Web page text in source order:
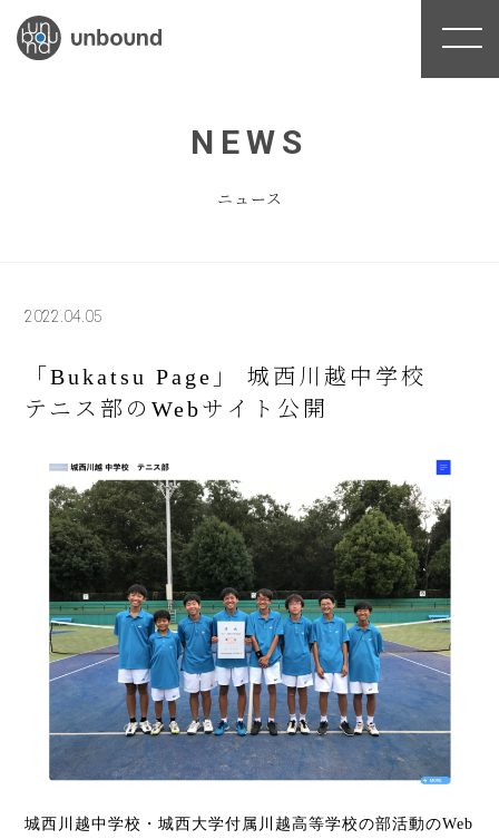
NEWS
ニュース
2022.04.05
「Bukatsu Page」 城西川越中学校
テニス部のWebサイト公開
城西川越中学校・城西大学付属川越高等学校の部活動のWeb